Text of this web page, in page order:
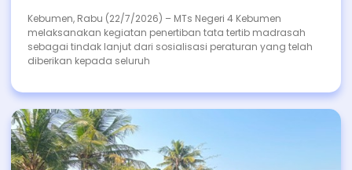
Kebumen, Rabu (22/7/2026) – MTs Negeri 4 Kebumen
melaksanakan kegiatan penertiban tata tertib madrasah
sebagai tindak lanjut dari sosialisasi peraturan yang telah
diberikan kepada seluruh